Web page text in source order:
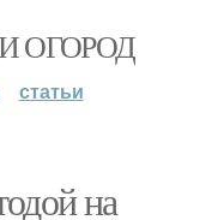
ОГОРОД
статьи
на